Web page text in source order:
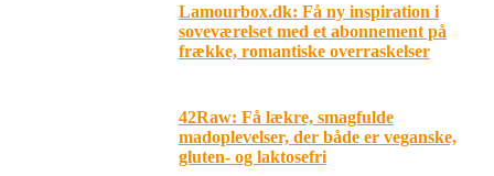
Lamourbox.dk: Få ny inspiration i
soveværelset med et abonnement på
frække, romantiske overraskelser
42Raw: Få lækre, smagfulde
madoplevelser, der både er veganske,
gluten- og laktosefri